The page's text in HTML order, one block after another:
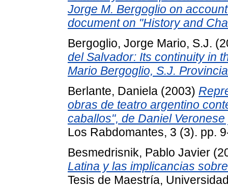
Jorge M. Bergoglio on
document on "History and
Bergoglio, Jorge Mario, S.J.
del Salvador: Its continuity in
Mario Bergoglio, S.J.
Berlante, Daniela (2003)
obras de teatro argentino
caballos", de Daniel
Los Rabdomantes, 3 (3). pp.
Besmedrisnik, Pablo Javier
Latina y las implicancias
Tesis de Maestría,